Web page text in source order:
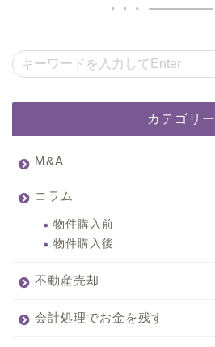
カテゴリー
M&A
コラム
物件購入前
物件購入後
不動産売却
会計処理でお金を残す